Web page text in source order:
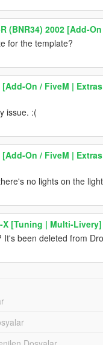
(BNR34) 2002 [Add-
for the template?
On / FiveM |
issue. :(
On / FiveM |
no lights on the
X [Tuning | Multi-Livery]
been deleted from